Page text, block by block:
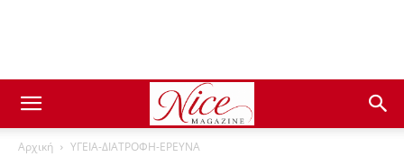
Αρχική ΥΓΕΙΑ-ΔΙΑΤΡΟΦΗ-ΕΡΕΥΝΑ